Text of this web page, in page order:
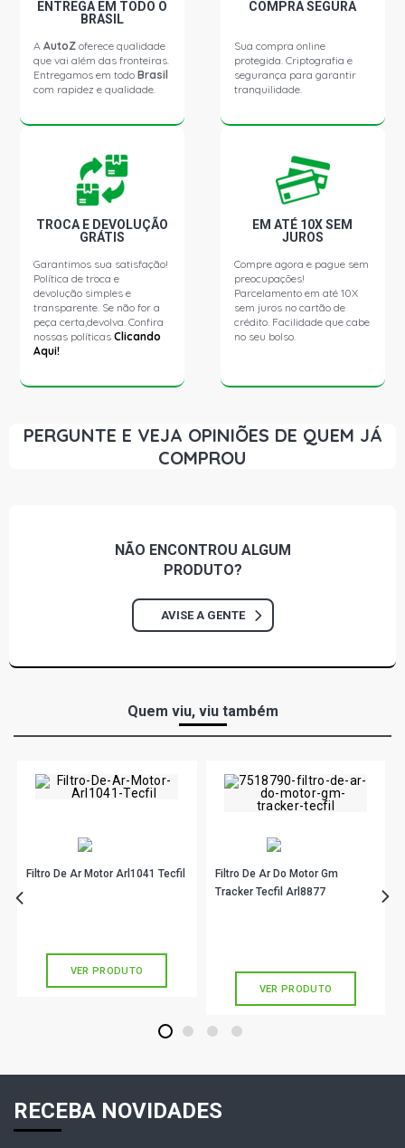
ENTREGA EM TODO O
BRASIL
AAutoZ oferece qualidade
que vai além das fronteiras.
Entregamos em todoBrasil
com rapidez e qualidade.
COMPRA SEGURA
Sua compra online
protegida. Criptografia e
segurança para garantir
tranquilidade.
TROCA E DEVOLUÇÃO
GRÁTIS
Garantimos sua satisfação!
Política de troca e
devolução simples e
transparente. Se não for a
peça certa,devolva. Confira
nossas políticasClicando
Aqui!
EM ATÉ 10X SEM
JUROS
Compre agora e pague sem
preocupações!
Parcelamento em até 10X
sem juros no cartão de
crédito. Facilidade que cabe
no seu bolso.
PERGUNTE E VEJA OPINIÕES DE QUEM JÁ
COMPROU
NÃO ENCONTROU ALGUM
PRODUTO?
AVISE A GENTE
Quem viu, viu também
Filtro De Ar Motor Arl1041 Tecfil
VER PRODUTO
Filtro De Ar Do Motor Gm
Tracker Tecfil Arl8877
VER PRODUTO
1 2 3 4
RECEBA NOVIDADES